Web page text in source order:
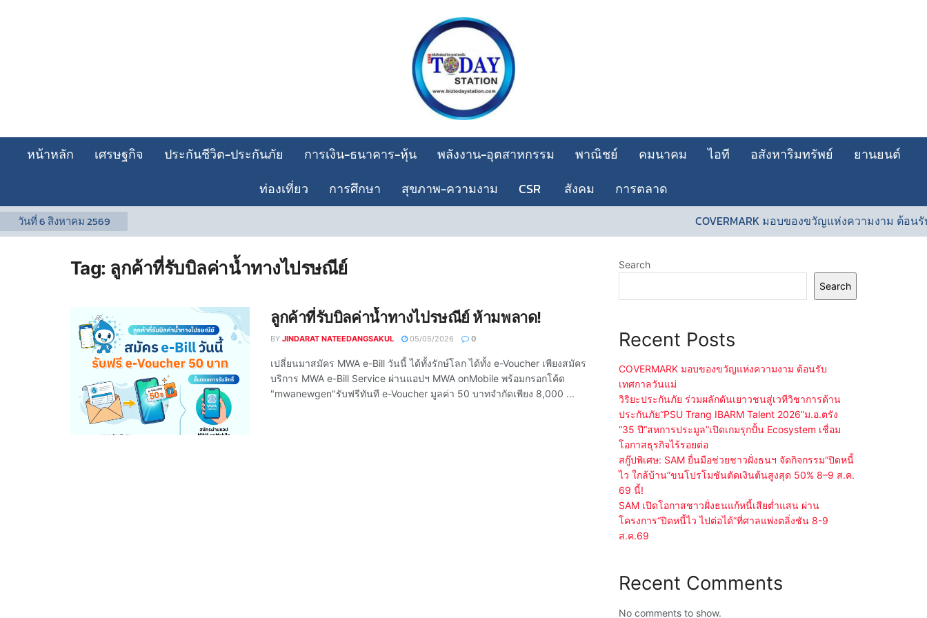
หน้าหลัก เศรษฐกิจ ประกันชีวิต-ประกันภัย การเงิน-ธนาคาร-หุ้น พลังงาน-อุตสาหกรรม พาณิชย์ คมนาคม ไอที อสังหาริมทรัพย์
ยานยนต์
ท่องเที่ยว
การศึกษา สุขภาพ-ความงาม CSR สังคม การตลาด
วันที่6 สิงหาคม 2569 COVERMARK มอบของขวัญแห่งความงาม ต้อนรั
Tag: ลูกค้าที่รับบิลค่าน้ำทางไปรษณีย์
ลูกค้าที่รับบิลค่าน้ำทางไปรษณีย์ ห้ามพลาด!
BY JINDARAT NATEEDANGSAKUL 05/05/2026 0
เปลี่ยนมาสมัคร MWA e-Bill วันนี้ ได้ทั้งรักษ์โลก ได้ทั้ง e-Voucher เพียงสมัคร
บริการ MWA e-Bill Service ผ่านแอปฯ MWA onMobile พร้อมกรอกโค้ด
"mwanewgen"รับฟรีทันที e-Voucher มูลค่า 50 บาทจำกัดเพียง 8,000 ...
Search
Search
Recent Posts
COVERMARK มอบของขวัญแห่งความงาม ต้อนรับ
เทศกาลวันแม่
วิริยะประกันภัย ร่วมผลักดันเยาวชนสู่เวทีวิชาการด้าน
ประกันภัย“PSU Trang IBARM Talent 2026”ม.อ.ตรัง
“35 ปี“สหการประมูล”เปิดเกมรุกปั้น Ecosystem เชื่อม
โอกาสธุรกิจไร้รอยต่อ
สกู๊ปพิเศษ: SAM ยื่นมือช่วยชาวฝั่งธนฯ จัดกิจกรรม“ปิดหนี้
ไว ใกล้บ้าน”ขนโปรโมชันตัดเงินต้นสูงสุด 50% 8–9 ส.ค.
69 นี้!
SAM เปิดโอกาสชาวฝั่งธนแก้หนี้เสียต่ำแสน ผ่าน
โครงการ“ปิดหนี้ไว ไปต่อได้”ที่ศาลแพ่งตลิ่งชัน 8-9
ส.ค.69
Recent Comments
No comments to show.